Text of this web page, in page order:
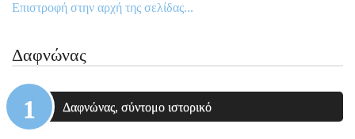
Επιστροφή στην αρχή της σελίδας...
Δαφνώνας
Δαφνώνας, σύντομο ιστορικό